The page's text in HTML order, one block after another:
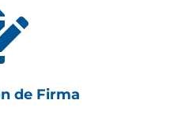
de Firma